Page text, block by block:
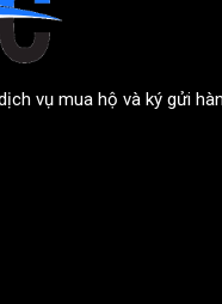
vụ mua hộ và ký gửi